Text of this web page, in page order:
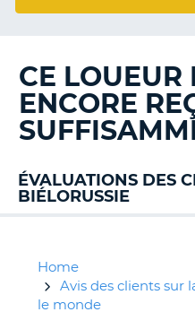
CE LOUEUR
ENCORE
ÉVALUATIONS DES
BIÉLORUSSIE
Home
Avis des clients sur
le monde